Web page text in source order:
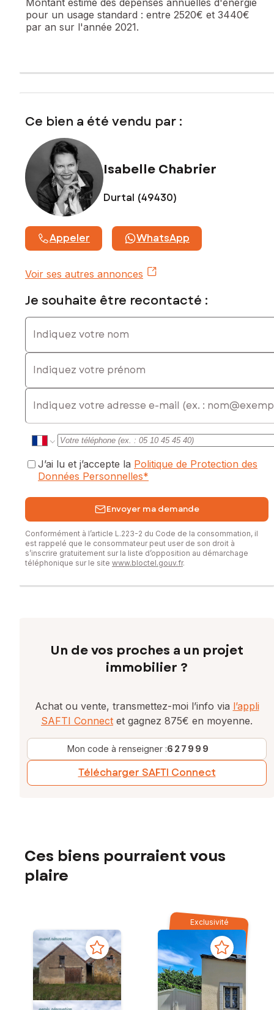
pour un usage standard : entre 2520€ et 3440€
par an sur l'année 2021.
Ce bien a été vendu par :
Isabelle Chabrier
Durtal (49430)
Appeler WhatsApp
Voir ses autres annonces
Je souhaite être recontacté :
Indiquez votre nom
Indiquez votre prénom
E-mail
J’ai lu et j’accepte la Politique de Protection des
Données Personnelles*
Envoyer ma demande
Conformément à l’article L.223-2 du Code de la consommation, il
est rappelé que le consommateur peut user de son droit à
s’inscrire gratuitement sur la liste d’opposition au démarchage
téléphonique sur le site www.bloctel.gouv.fr.
Un de vos proches a un projet
immobilier ?
Achat ou vente, transmettez-moi l’info via l’appli
SAFTI Connect et gagnez 875€ en moyenne.
Mon code à renseigner :627999
Télécharger SAFTI Connect
Ces biens pourraient vous
plaire
Exclusivité